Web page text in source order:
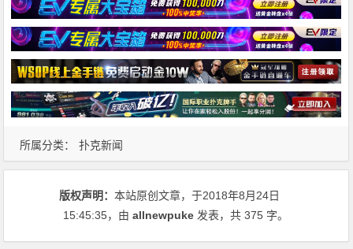
所属分类： 扑克新闻
版权声明：本站原创文章，于2018年8月24日
15:45:35，由allnewpuke 发表，共 375 字。